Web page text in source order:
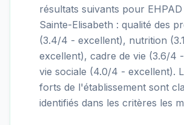
résultats suivants pour
Sainte-Elisabeth : qualité des
(3.4/4 - excellent), nutrition
excellent), cadre de vie (3.6/4
vie sociale (4.0/4 - excellent).
forts de l'établissement sont
identifiés dans les critères les